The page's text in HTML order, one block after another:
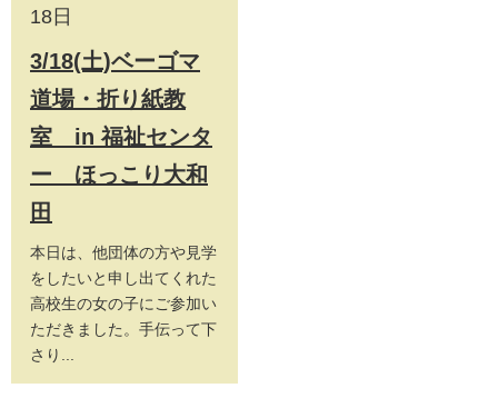
18日
3/18(土)ベーゴマ
道場・折り紙教
室 in 福祉センタ
ー ほっこり大和
田
本日は、他団体の方や見学
をしたいと申し出てくれた
高校生の女の子にご参加い
ただきました。手伝って下
さり...